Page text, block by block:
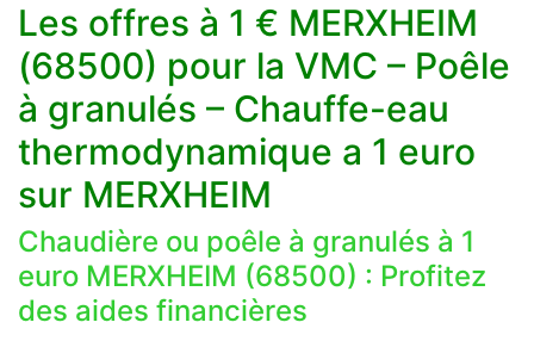
Les offres à 1 € MERXHEIM
(68500) pour la VMC – Poêle
à granulés – Chauffe-eau
thermodynamique a 1 euro
sur MERXHEIM
Chaudière ou poêle à granulés à 1
euro MERXHEIM (68500) : Profitez
des aides financières